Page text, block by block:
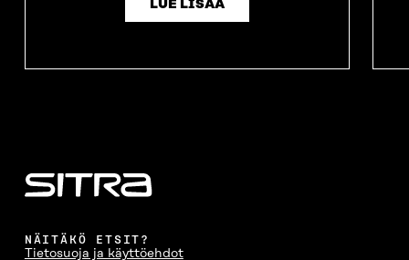
LUE LISÄÄ
NÄITÄKÖ ETSIT?
Tietosuoja ja käyttöehdot